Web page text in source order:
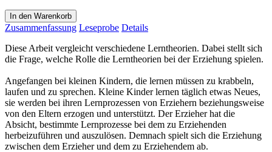
In den Warenkorb
Zusammenfassung Leseprobe Details
Diese Arbeit vergleicht verschiedene Lerntheorien. Dabei stellt sich
die Frage, welche Rolle die Lerntheorien bei der Erziehung spielen.
Angefangen bei kleinen Kindern, die lernen müssen zu krabbeln,
laufen und zu sprechen. Kleine Kinder lernen täglich etwas Neues,
sie werden bei ihren Lernprozessen von Erziehern beziehungsweise
von den Eltern erzogen und unterstützt. Der Erzieher hat die
Absicht, bestimmte Lernprozesse bei dem zu Erziehenden
herbeizuführen und auszulösen. Demnach spielt sich die Erziehung
zwischen dem Erzieher und dem zu Erziehendem ab.